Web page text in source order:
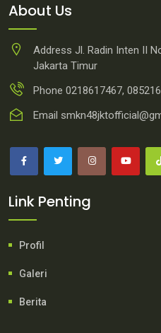
About Us
Address Jl. Radin Inten II
Jakarta Timur
Phone 0218617467,
Email
Link Penting
Profil
Galeri
Berita